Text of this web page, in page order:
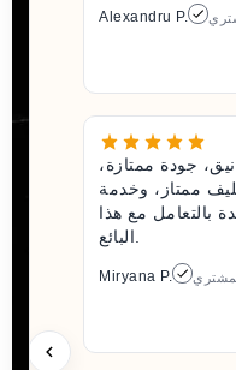
Alexandru P.
جودة ممتازة،
ممتاز، وخدمة
بالتعامل مع هذا
البائع.
Miryana P.